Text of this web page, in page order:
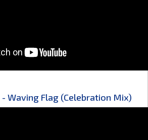
Waving Flag (Celebration Mix)